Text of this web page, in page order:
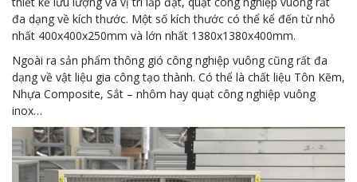
đa dạng về kích thước. Một số kích thước có thể kể đến từ nhỏ
nhất 400x400x250mm và lớn nhất 1380x1380x400mm.
Ngoài ra sản phẩm thông gió công nghiệp vuông cũng rất đa
dạng về vật liệu gia công tạo thành. Có thể là chất liệu Tôn Kẽm,
Nhựa Composite, Sắt – nhôm hay quạt công nghiệp vuông
inox…